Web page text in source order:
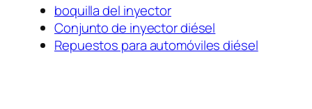
boquilla del inyector
Conjunto de inyector diésel
Repuestos para automóviles diésel